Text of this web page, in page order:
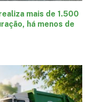
mais de 1.500
há menos de